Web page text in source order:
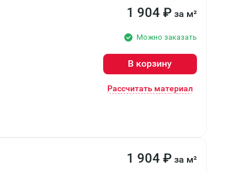
1 904 ₽ за м²
Можно заказать
В корзину
Рассчитать материал
1 904 ₽ за м²